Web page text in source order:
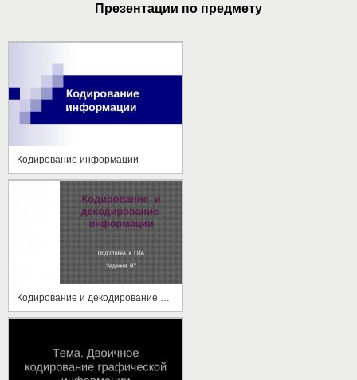
Презентации по предмету
Кодирование информации